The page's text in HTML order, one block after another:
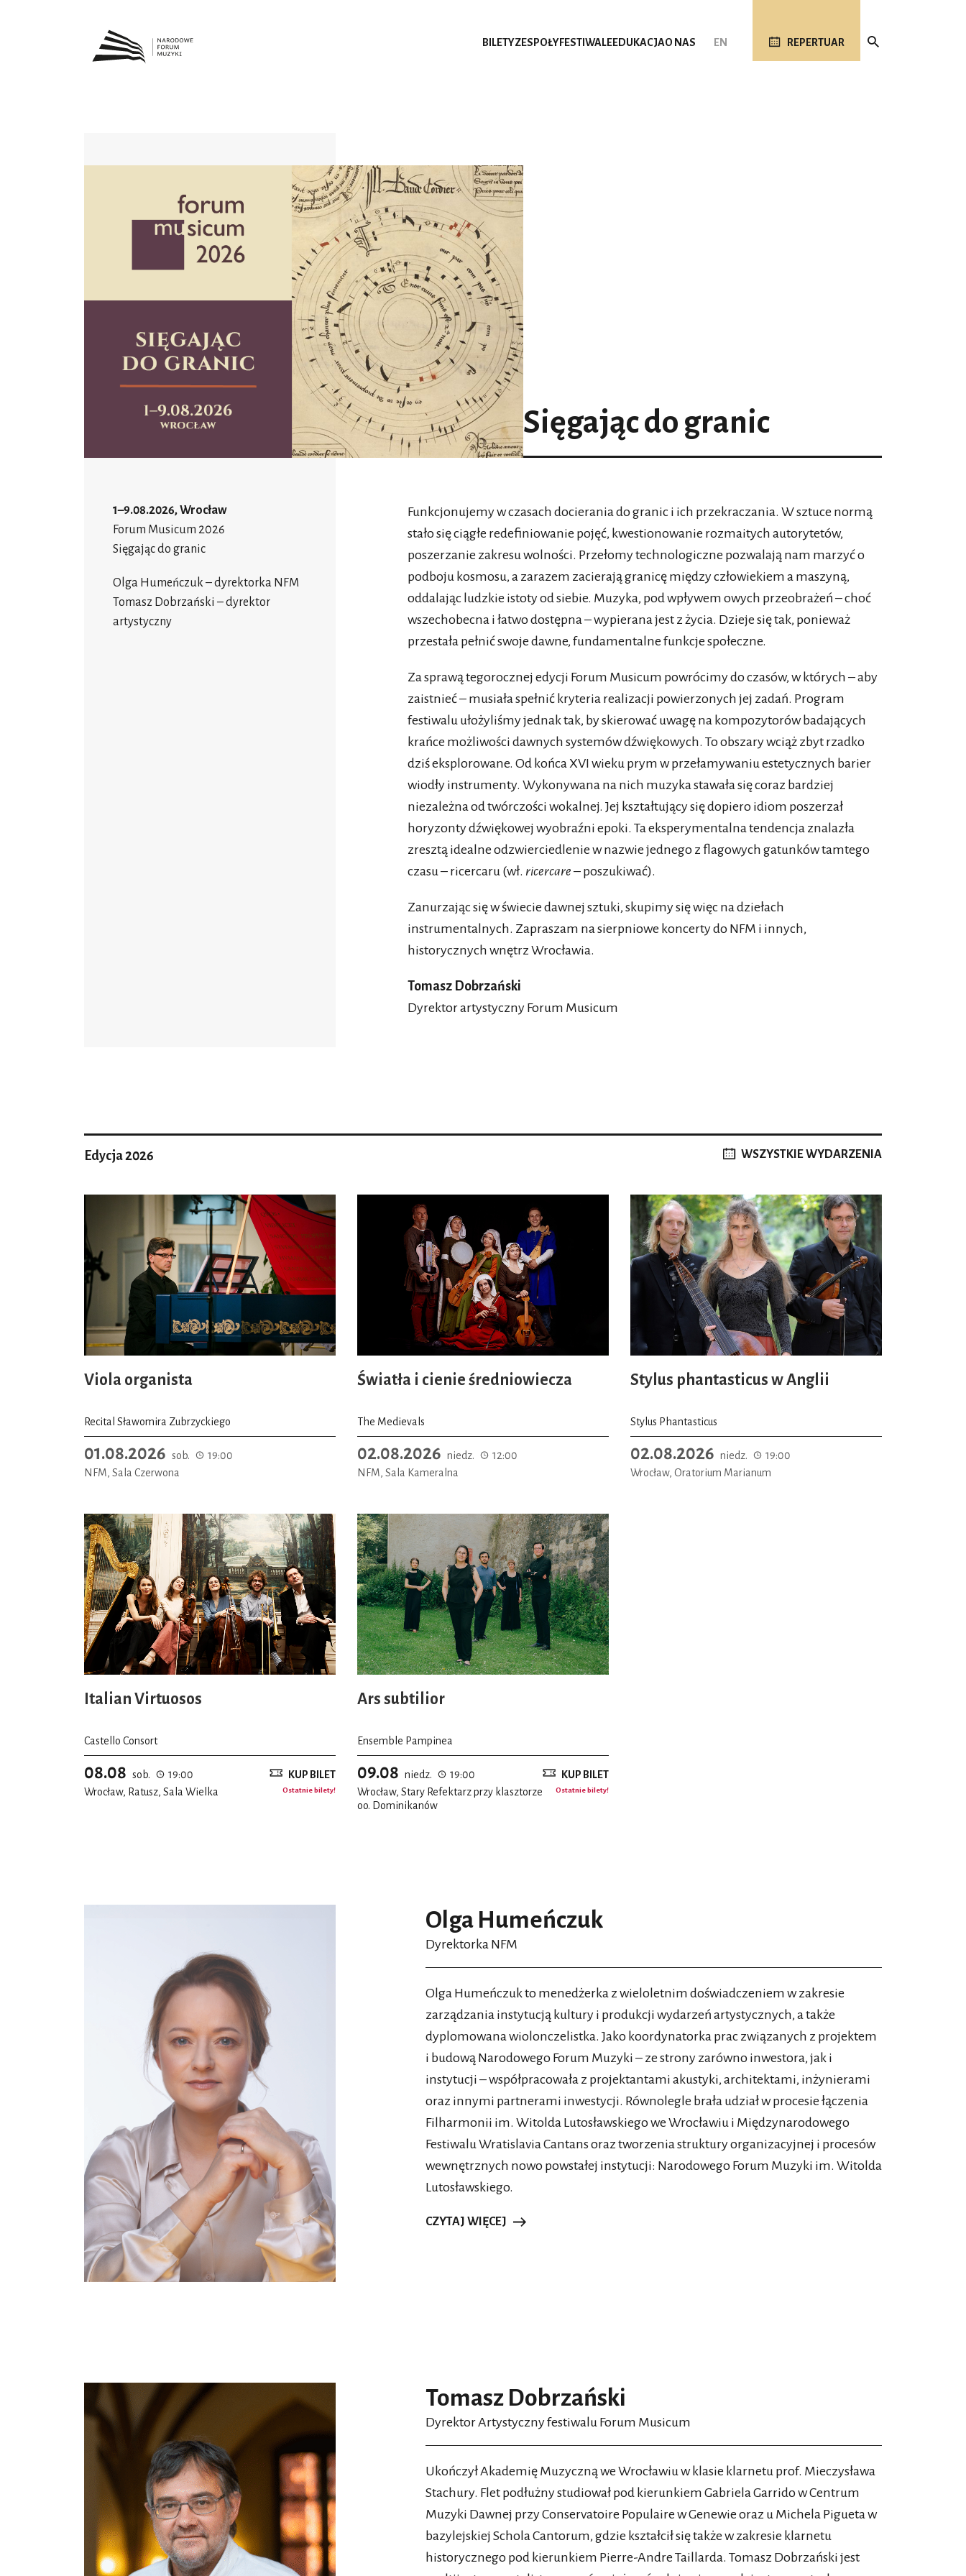
BILETYZESPOŁYFESTIWALEEDUKACJAO NAS EN REPERTUAR
Sięgając do granic
1–9.08.2026, Wrocław
Forum Musicum 2026
Sięgając do granic
Olga Humeńczuk – dyrektorka NFM
Tomasz Dobrzański – dyrektor
artystyczny
Funkcjonujemy w czasach docierania do granic i ich przekraczania. W sztuce normą
stało się ciągłe redefiniowanie pojęć, kwestionowanie rozmaitych autorytetów,
poszerzanie zakresu wolności. Przełomy technologiczne pozwalają nam marzyć o
podboju kosmosu, a zarazem zacierają granicę między człowiekiem a maszyną,
oddalając ludzkie istoty od siebie. Muzyka, pod wpływem owych przeobrażeń – choć
wszechobecna i łatwo dostępna – wypierana jest z życia. Dzieje się tak, ponieważ
przestała pełnić swoje dawne, fundamentalne funkcje społeczne.
Za sprawą tegorocznej edycji Forum Musicum powrócimy do czasów, w których – aby
zaistnieć – musiała spełnić kryteria realizacji powierzonych jej zadań. Program
festiwalu ułożyliśmy jednak tak, by skierować uwagę na kompozytorów badających
krańce możliwości dawnych systemów dźwiękowych. To obszary wciąż zbyt rzadko
dziś eksplorowane. Od końca XVI wieku prym w przełamywaniu estetycznych barier
wiodły instrumenty. Wykonywana na nich muzyka stawała się coraz bardziej
niezależna od twórczości wokalnej. Jej kształtujący się dopiero idiom poszerzał
horyzonty dźwiękowej wyobraźni epoki. Ta eksperymentalna tendencja znalazła
zresztą idealne odzwierciedlenie w nazwie jednego z flagowych gatunków tamtego
czasu – ricercaru (wł. ricercare – poszukiwać).
Zanurzając się w świecie dawnej sztuki, skupimy się więc na dziełach
instrumentalnych. Zapraszam na sierpniowe koncerty do NFM i innych,
historycznych wnętrz Wrocławia.
Tomasz Dobrzański
Dyrektor artystyczny Forum Musicum
Edycja 2026 WSZYSTKIE WYDARZENIA
Viola organista
Recital Sławomira Zubrzyckiego
01.08.2026 sob.
19:00
NFM, Sala Czerwona
Światła i cienie średniowiecza
The Medievals
02.08.2026 niedz.
12:00
NFM, Sala Kameralna
Stylus phantasticus w Anglii
Stylus Phantasticus
02.08.2026 niedz.
19:00
Wrocław, Oratorium Marianum
Italian Virtuosos
Castello Consort
08.08 sob.
19:00
Wrocław, Ratusz, Sala Wielka
KUP BILET
Ostatnie bilety!
Ars subtilior
Ensemble Pampinea
09.08 niedz.
19:00
Wrocław, Stary Refektarz przy klasztorze
oo. Dominikanów
KUP BILET
Ostatnie bilety!
Olga Humeńczuk
Dyrektorka NFM
Olga Humeńczuk to menedżerka z wieloletnim doświadczeniem w zakresie
zarządzania instytucją kultury i produkcji wydarzeń artystycznych, a także
dyplomowana wiolonczelistka. Jako koordynatorka prac związanych z projektem
i budową Narodowego Forum Muzyki – ze strony zarówno inwestora, jak i
instytucji – współpracowała z projektantami akustyki, architektami, inżynierami
oraz innymi partnerami inwestycji. Równolegle brała udział w procesie łączenia
Filharmonii im. Witolda Lutosławskiego we Wrocławiu i Międzynarodowego
Festiwalu Wratislavia Cantans oraz tworzenia struktury organizacyjnej i procesów
wewnętrznych nowo powstałej instytucji: Narodowego Forum Muzyki im. Witolda
Lutosławskiego.
CZYTAJ WIĘCEJ
Tomasz Dobrzański
Dyrektor Artystyczny festiwalu Forum Musicum
Ukończył Akademię Muzyczną we Wrocławiu w klasie klarnetu prof. Mieczysława
Stachury. Flet podłużny studiował pod kierunkiem Gabriela Garrido w Centrum
Muzyki Dawnej przy Conservatoire Populaire w Genewie oraz u Michela Pigueta w
bazylejskiej Schola Cantorum, gdzie kształcił się także w zakresie klarnetu
historycznego pod kierunkiem Pierre-Andre Taillarda. Tomasz Dobrzański jest